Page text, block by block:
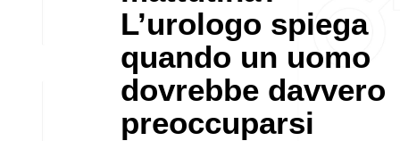
L’urologo spiega
quando un uomo
dovrebbe davvero
preoccuparsi